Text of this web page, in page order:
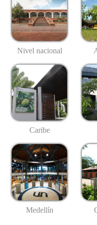
Nivel nacional
Caribe
Medellín